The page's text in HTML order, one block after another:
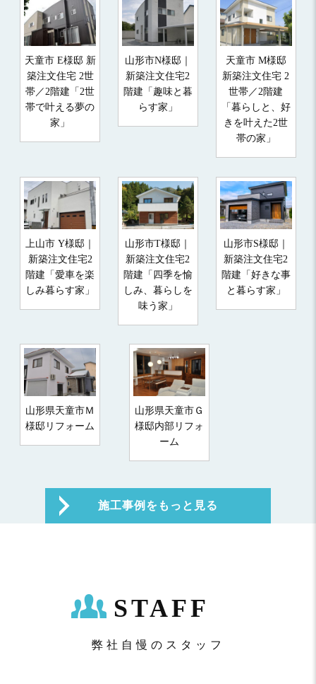
天童市 E様邸 新
築注文住宅 2世
帯／2階建「2世
帯で叶える夢の
家」
山形市N様邸｜
新築注文住宅2
階建「趣味と暮
らす家」
天童市 M様邸
新築注文住宅 2
世帯／2階建
「暮らしと、好
きを叶えた2世
帯の家」
上山市 Y様邸｜
新築注文住宅2
階建「愛車を楽
しみ暮らす家」
山形市T様邸｜
新築注文住宅2
階建「四季を愉
しみ、暮らしを
味う家」
山形市S様邸｜
新築注文住宅2
階建「好きな事
と暮らす家」
山形県天童市Ｍ
様邸リフォーム
山形県天童市Ｇ
様邸内部リフォ
ーム
施工事例をもっと見る
STAFF
弊社自慢のスタッフ